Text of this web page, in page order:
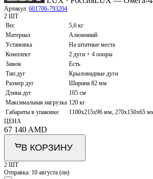
Артикул: 601706-793204
2 ШТ
Вес
5,6 кг
Материал
Алюминий
Установка
На штатные места
Комплект
2 дуги + 4 опоры
Замок
Есть
Тип дуг
Крыловидные дуги
Размер дуг
Ширина 82 мм
Длина дуг
105 см
Максимальная нагрузка 120 кг
Габариты в упаковке
1100х215х96 мм, 270х150х65
ЦЕНА
67 140 AMD
В КОРЗИНУ
2 ШТ
Отправка: 10 августа (пн)